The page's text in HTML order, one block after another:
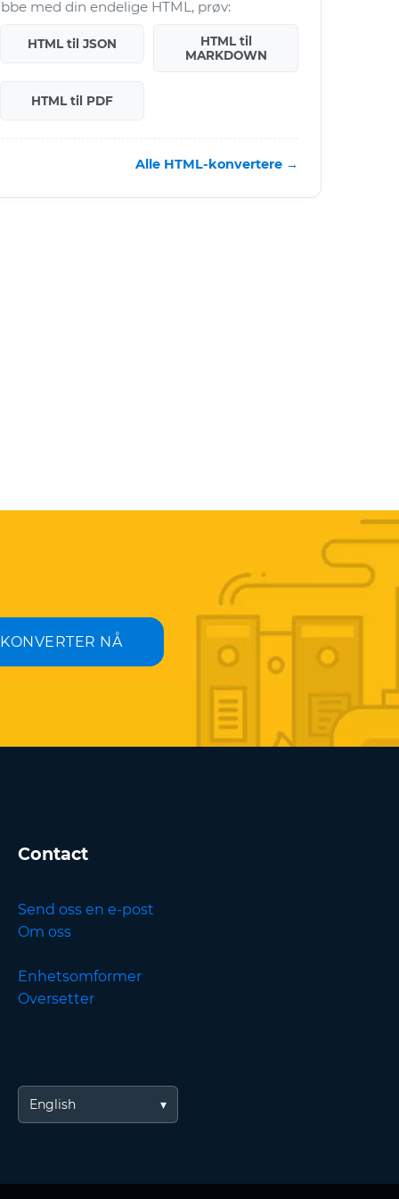
med din endelige HTML, prøv:
HTML til JSON
HTML til
MARKDOWN
HTML til PDF
Alle HTML-konvertere →
KONVERTER NÅ
Contact
Send oss en e-post
Om oss
Enhetsomformer
Oversetter
English